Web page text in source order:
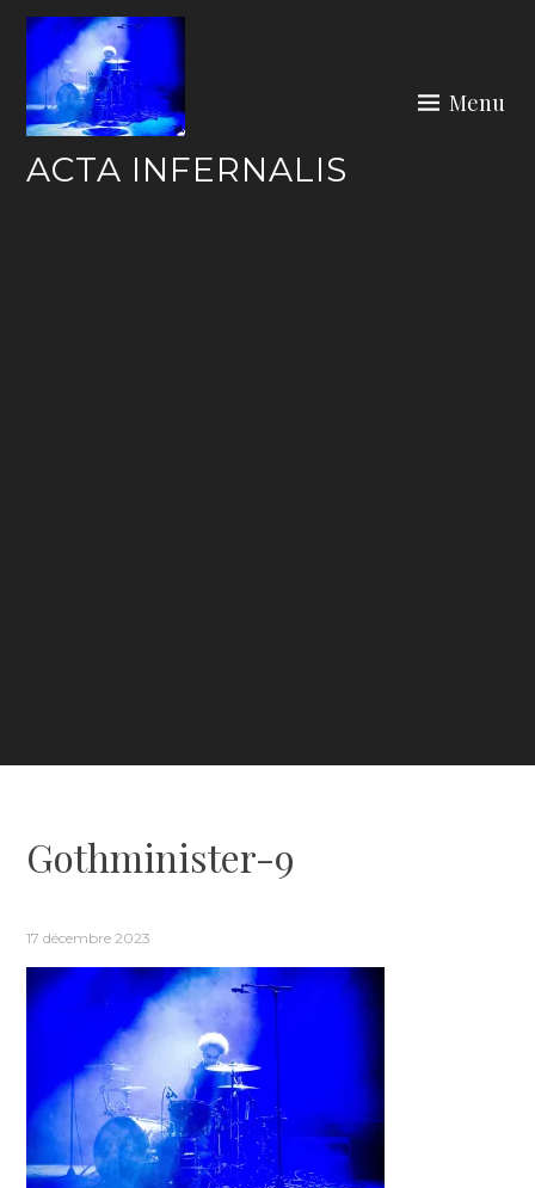
Skip
content
ACTA INFERNALIS
Menu
Gothminister-9
17 décembre 2023